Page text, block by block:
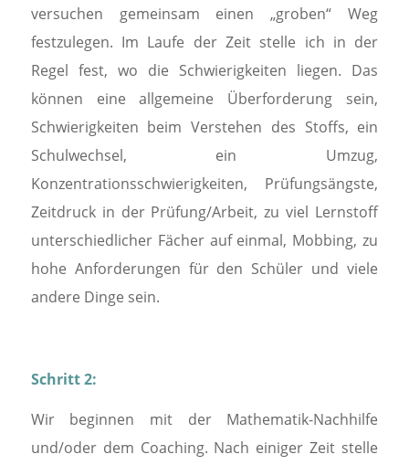
versuchen gemeinsam einen „groben“ Weg
festzulegen. Im Laufe der Zeit stelle ich in der
Regel fest, wo die Schwierigkeiten liegen. Das
können eine allgemeine Überforderung sein,
Schwierigkeiten beim Verstehen des Stoffs, ein
Schulwechsel, ein Umzug,
Konzentrationsschwierigkeiten, Prüfungsängste,
Zeitdruck in der Prüfung/Arbeit, zu viel Lernstoff
unterschiedlicher Fächer auf einmal, Mobbing, zu
hohe Anforderungen für den Schüler und viele
andere Dinge sein.
Schritt 2:
Wir beginnen mit der Mathematik-Nachhilfe
und/oder dem Coaching. Nach einiger Zeit stelle